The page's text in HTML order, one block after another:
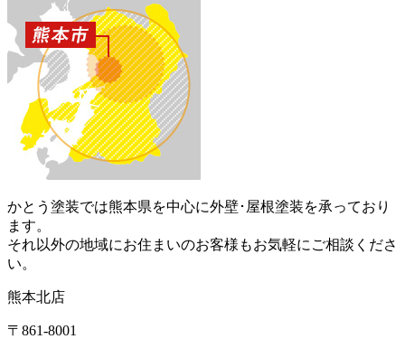
かとう塗装では熊本県を中心に外壁･屋根塗装を承っており
ます。
それ以外の地域にお住まいのお客様もお気軽にご相談くださ
い。
熊本北店
〒861-8001